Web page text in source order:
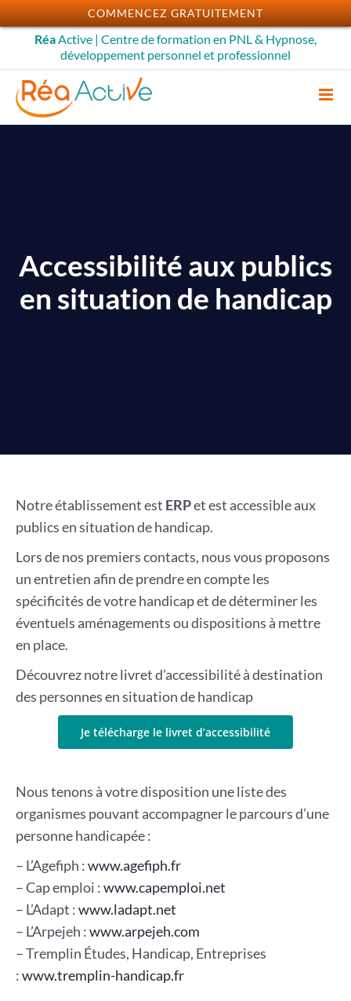
Passer
au
contenu
RéaActive | Centre de formation en PNL & Hypnose,
développement personnel et professionnel
Accessibilité aux publics
en situation de handicap
Notre établissement est ERPet est accessible aux
publics en situation de handicap.
Lors de nos premiers contacts, nous vous proposons
un entretien afin de prendre en compte les
spécificités de votre handicap et de déterminer les
éventuels aménagements ou dispositions à mettre
en place.
Découvrez notre livret d’accessibilité à destination
des personnes en situation de handicap
Je télécharge le livret d’accessibilité
Nous tenons à votre disposition une liste des
organismes pouvant accompagner le parcours d’une
personne handicapée :
– L’Agefiph :www.agefiph.fr
– Cap emploi :www.capemploi.net
– L’Adapt :www.ladapt.net
– L’Arpejeh :www.arpejeh.com
– Tremplin Études, Handicap, Entreprises
:www.tremplin-handicap.fr
COMMENCEZ GRATUITEMENT